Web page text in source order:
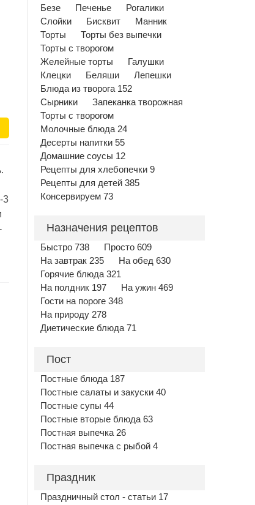
3
Безе
Печенье
Рогалики
Слойки
Бисквит
Манник
Торты
Торты без выпечки
Торты с творогом
Желейные торты
Галушки
Клецки
Беляши
Лепешки
Блюда из творога 152
Сырники
Запеканка творожная
Торты с творогом
Молочные блюда 24
Десерты напитки 55
Домашние соусы 12
Рецепты для хлебопечки 9
Рецепты для детей 385
Консервируем 73
Назначения рецептов
Быстро 738
Просто 609
На завтрак 235
На обед 630
Горячие блюда 321
На полдник 197
На ужин 469
Гости на пороге 348
На природу 278
Диетические блюда 71
Пост
Постные блюда 187
Постные салаты и закуски 40
Постные супы 44
Постные вторые блюда 63
Постная выпечка 26
Постная выпечка с рыбой 4
Праздник
Праздничный стол - статьи 17